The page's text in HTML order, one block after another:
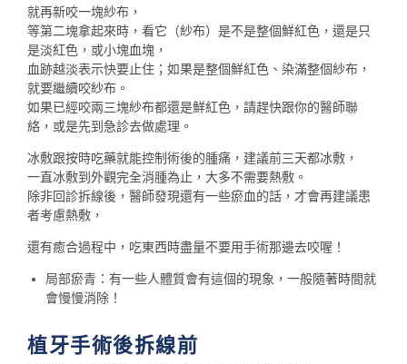
就再新咬一塊紗布，
等第二塊拿起來時，看它（紗布）是不是整個鮮紅色，還是只
是淡紅色，或小塊血塊，
血跡越淡表示快要止住；如果是整個鮮紅色、染滿整個紗布，
就要繼續咬紗布。
如果已經咬兩三塊紗布都還是鮮紅色，請趕快跟你的醫師聯
絡，或是先到急診去做處理。
冰敷跟按時吃藥就能控制術後的腫痛，建議前三天都冰敷，
一直冰敷到外觀完全消腫為止，大多不需要熱敷。
除非回診拆線後，醫師發現還有一些瘀血的話，才會再建議患
者考慮熱敷，
還有癒合過程中，吃東西時盡量不要用手術那邊去咬喔！
局部瘀青：有一些人體質會有這個的現象，一般隨著時間就
會慢慢消除！
植牙手術後拆線前